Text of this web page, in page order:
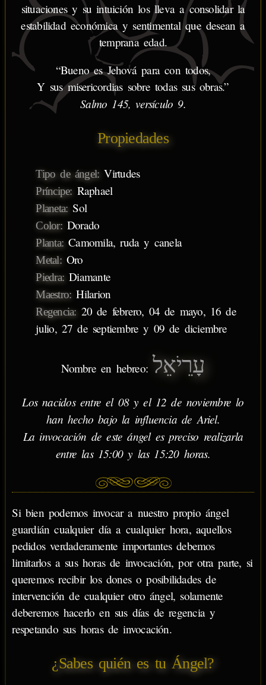
situaciones y su intuición los lleva a consolidar la
estabilidad económica y sentimental que desean a
temprana edad.
“Bueno es Jehová para con todos,
Y sus misericordias sobre todas sus obras.”
Salmo 145, versículo 9.
Propiedades
Tipo de ángel: Virtudes
Príncipe: Raphael
Planeta: Sol
Color:Dorado
Planta: Camomila, ruda y canela
Metal:Oro
Piedra: Diamante
Maestro: Hilarion
Regencia: 20 de febrero, 04 de mayo, 16 de
julio, 27 de septiembre y 09 de diciembre
Nombre en hebreo: עָרֵיֹאֵל
Los nacidos entre el 08 y el 12 de noviembre lo
han hecho bajo la influencia de Ariel.
La invocación de este ángel es preciso realizarla
entre las 15:00 y las 15:20 horas.
Si bien podemos invocar a nuestro propio ángel
guardián cualquier día a cualquier hora, aquellos
pedidos verdaderamente importantes debemos
limitarlos a sus horas de invocación, por otra parte, si
queremos recibir los dones o posibilidades de
intervención de cualquier otro ángel, solamente
deberemos hacerlo en sus días de regencia y
respetando sus horas de invocación.
¿Sabes quién es tu Ángel?